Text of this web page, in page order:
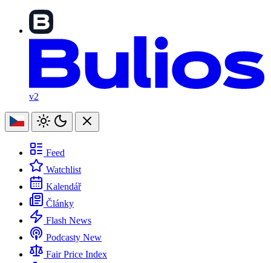
v2
Feed
Watchlist
Kalendář
Články
Flash News
Podcasty New
Fair Price Index